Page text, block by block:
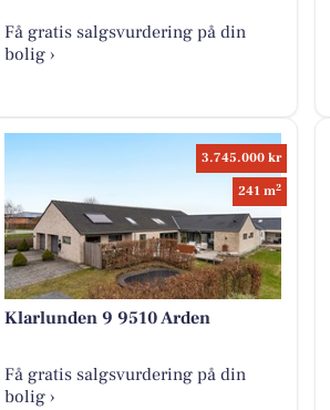
Få gratis salgsvurdering på din
bolig ›
3.745.000 kr
241 m2
Klarlunden 9 9510 Arden
Få gratis salgsvurdering på din
bolig ›